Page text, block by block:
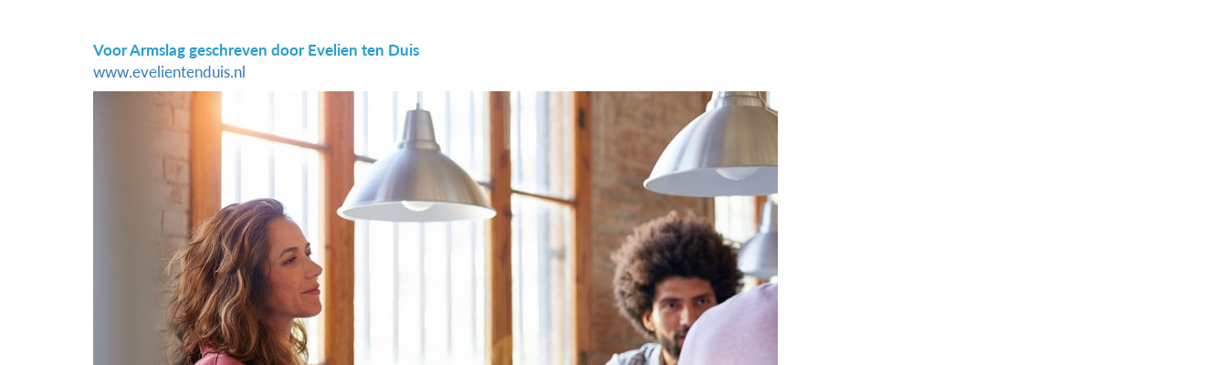
Voor Armslag geschreven door Evelien ten Duis
www.evelientenduis.nl